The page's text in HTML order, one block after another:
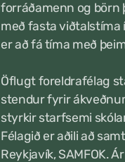
forráðamenn og börn
með fasta viðtalstíma
er að fá tíma með
Öflugt foreldrafélag
stendur fyrir
styrkir starfsemi
Félagið er aðili að
Reykjavík, SAMFOK.